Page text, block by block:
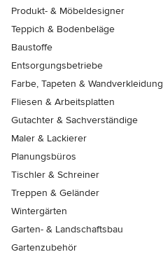
Produkt- & Möbeldesigner
Teppich & Bodenbeläge
Baustoffe
Entsorgungsbetriebe
Farbe, Tapeten & Wandverkleidung
Fliesen & Arbeitsplatten
Gutachter & Sachverständige
Maler & Lackierer
Planungsbüros
Tischler & Schreiner
Treppen & Geländer
Wintergärten
Garten- & Landschaftsbau
Gartenzubehör